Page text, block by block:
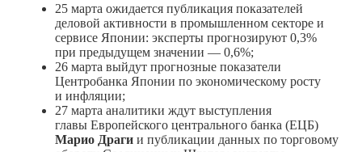
25 марта ожидается публикация показателей
деловой активности в промышленном секторе и
сервисе Японии: эксперты прогнозируют 0,3%
при предыдущем значении — 0,6%;
26 марта выйдут прогнозные показатели
Центробанка Японии по экономическому росту
и инфляции;
27 марта аналитики ждут выступления
главы Европейского центрального банка (ЕЦБ)
Марио Драги и публикации данных по торговому